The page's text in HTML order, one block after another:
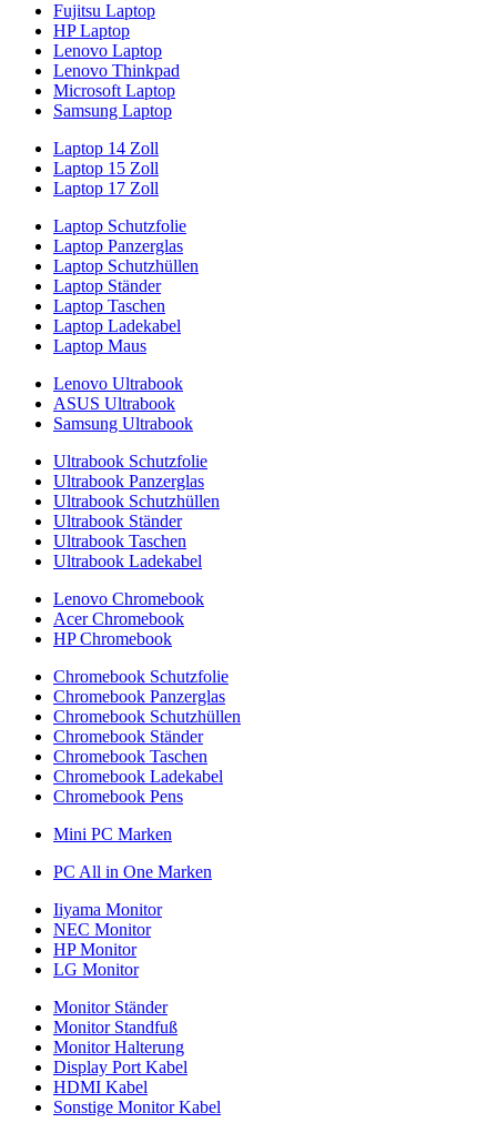
Fujitsu Laptop
HP Laptop
Lenovo Laptop
Lenovo Thinkpad
Microsoft Laptop
Samsung Laptop
Laptop 14 Zoll
Laptop 15 Zoll
Laptop 17 Zoll
Laptop Schutzfolie
Laptop Panzerglas
Laptop Schutzhüllen
Laptop Ständer
Laptop Taschen
Laptop Ladekabel
Laptop Maus
Lenovo Ultrabook
ASUS Ultrabook
Samsung Ultrabook
Ultrabook Schutzfolie
Ultrabook Panzerglas
Ultrabook Schutzhüllen
Ultrabook Ständer
Ultrabook Taschen
Ultrabook Ladekabel
Lenovo Chromebook
Acer Chromebook
HP Chromebook
Chromebook Schutzfolie
Chromebook Panzerglas
Chromebook Schutzhüllen
Chromebook Ständer
Chromebook Taschen
Chromebook Ladekabel
Chromebook Pens
Mini PC Marken
PC All in One Marken
Iiyama Monitor
NEC Monitor
HP Monitor
LG Monitor
Monitor Ständer
Monitor Standfuß
Monitor Halterung
Display Port Kabel
HDMI Kabel
Sonstige Monitor Kabel